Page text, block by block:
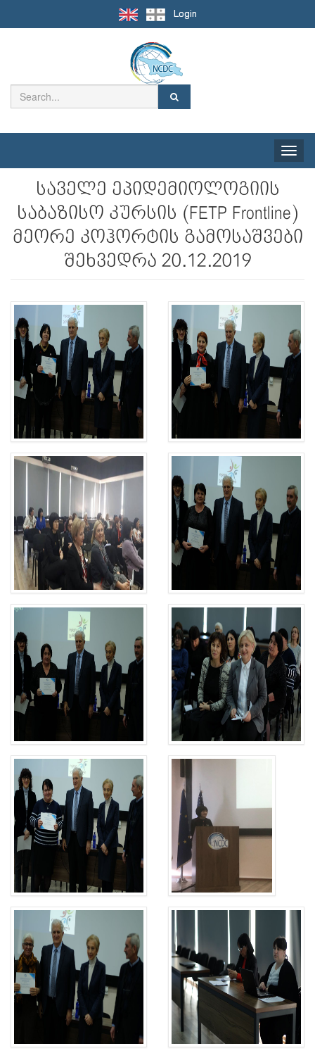
Login
Toggle
საველე ეპიდემიოლოგიის
საბაზისო კურსის (FETP Frontline)
მეორე კოჰორტის გამოსაშვები
შეხვედრა 20.12.2019